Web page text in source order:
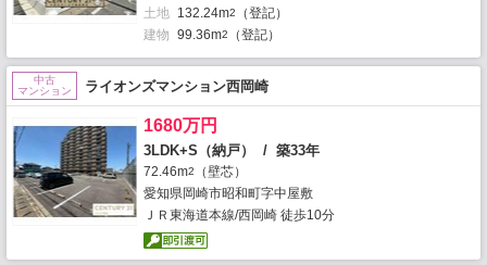
土地 132.24m2
（登記）
建物 99.36m2 （登記）
中古
マンション
ライオンズマンション西岡崎
1680万円
3LDK+S（納戸） / 築33年
72.46m2
（壁芯）
愛知県岡崎市昭和町字中屋敷
ＪＲ東海道本線/西岡崎 徒歩10分